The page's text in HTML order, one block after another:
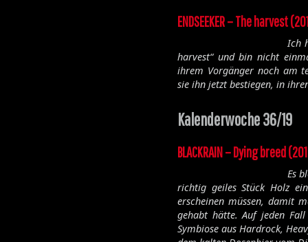
ENDSEEKER – The harvest
Ich
harvest“ und bin nicht
ihrem Vorgänger noch am
sie ihn jetzt bestiegen, in
Kalenderwoche 36/19
BLACKRAIN – Dying breed
Es
richtig geiles Stück Holz
erscheinen müssen, damit
gehabt hätte. Auf jeden
Symbiose aus Hardrock,